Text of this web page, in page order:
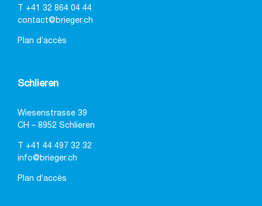
+41 32 864 04 44
contact@brieger.ch
Plan d’accès
Schlieren
Wiesenstrasse 39
CH – 8952 Schlieren
+41 44 497 32 32
info@brieger.ch
Plan d’accès